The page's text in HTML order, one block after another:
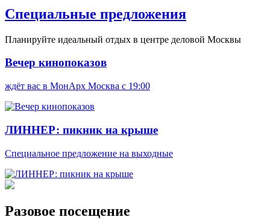
Специальные предложения
Планируйте идеальный отдых в центре деловой Москвы
Вечер кинопоказов
ждёт вас в МонАрх Москва с 19:00
ЛИННЕР: пикник на крыше
Специальное предложение на выходные
Разовое посещение